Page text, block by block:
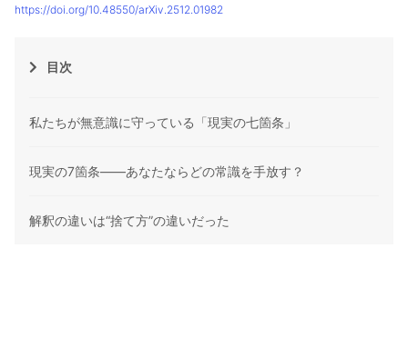
https://doi.org/10.48550/arXiv.2512.01982
目次
私たちが無意識に守っている「現実の七箇条」
現実の7箇条――あなたならどの常識を手放す？
解釈の違いは“捨て方”の違いだった